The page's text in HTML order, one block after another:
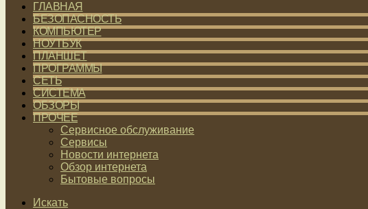
ГЛАВНАЯ
БЕЗОПАСНОСТЬ
КОМПЬЮТЕР
НОУТБУК
ПЛАНШЕТ
ПРОГРАММЫ
СЕТЬ
СИСТЕМА
ОБЗОРЫ
ПРОЧЕЕ
Сервисное обслуживание
Сервисы
Новости интернета
Обзор интернета
Бытовые вопросы
Искать